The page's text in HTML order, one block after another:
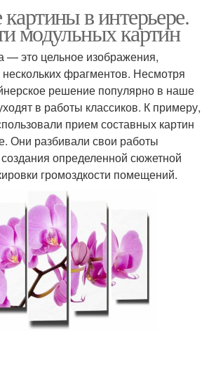
в интерьере.
модульных картин
— это цельное изображения,
нескольких фрагментов. Несмотря
решение популярно в наше
в работы классиков. К примеру,
прием составных картин
Они разбивали свои работы
определенной сюжетной
громоздкости помещений.